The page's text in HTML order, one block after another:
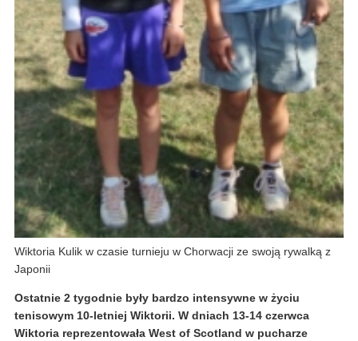
Wiktoria Kulik w czasie turnieju w Chorwacji ze swoją rywalką z
Japonii
Ostatnie 2 tygodnie były bardzo intensywne w życiu
tenisowym 10-letniej Wiktorii. W dniach 13-14 czerwca
Wiktoria reprezentowała West of Scotland w pucharze